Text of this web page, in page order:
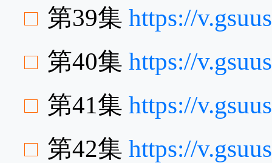
第39集 https://
第40集 https://
第41集 https://
第42集 https://